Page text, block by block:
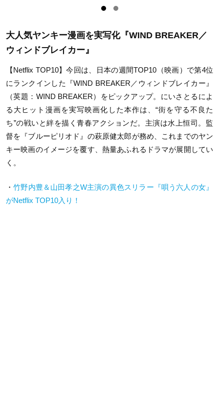
大人気ヤンキー漫画を実写化『WIND BREAKER／
ウィンドブレイカー』
【Netflix TOP10】今回は、日本の週間TOP10（映画）で第4位
にランクインした『WIND BREAKER／ウィンドブレイカー』
（英題：WIND BREAKER）をピックアップ。にいさとるによ
る大ヒット漫画を実写映画化した本作は、“街を守る不良た
ち”の戦いと絆を描く青春アクションだ。主演は水上恒司。監
督を『ブルーピリオド』の萩原健太郎が務め、これまでのヤン
キー映画のイメージを覆す、熱量あふれるドラマが展開してい
く。
・竹野内豊＆山田孝之W主演の異色スリラー『唄う六人の女』
がNetflix TOP10入り！